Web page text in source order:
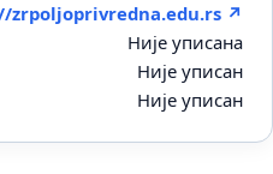
zrpoljoprivredna.edu.rs ↗
Није уписана
Није уписан
Није уписан